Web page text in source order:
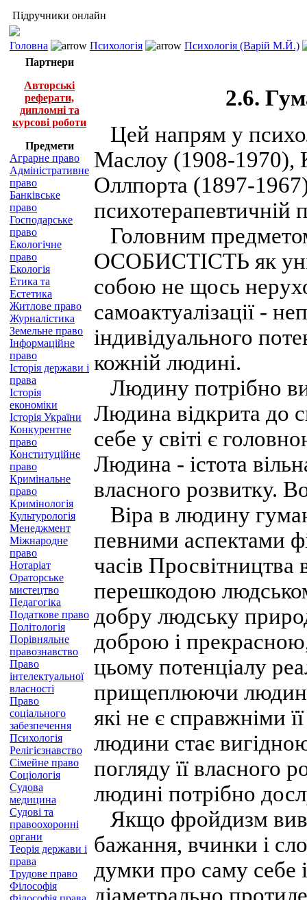
Підручники онлайн
Головна Психологія
Психологія (Варій М.Й.)
Партнери
Авторські
реферати,
дипломні та
курсові роботи
Предмети
Аграрне право
Адміністративне
право
Банківське
право
Господарське
право
Екологічне
право
Екологія
Етика та
Естетика
Житлове право
Журналістика
Земельне право
Інформаційне
право
Історія держави і
права
Історія
економіки
Історія України
Конкурентне
право
Конституційне
право
Кримінальне
право
Кримінологія
Культурологія
Менеджмент
Міжнародне
право
Нотаріат
Ораторське
мистецтво
Педагогіка
Податкове право
Політологія
Порівняльне
правознавство
Право
інтелектуальної
власності
Право
соціального
забезпечення
Психологія
Релігієзнавство
Сімейне право
Соціологія
Судова
медицина
Судові та
правоохоронні
органи
Теорія держави і
права
Трудове право
Філософія
2.6.
Цей напрям у
Маслоу (1908-1970),
Оллпорта (1897-
психотерапевтичній
Головним
ОСОБИСТІСТЬ як
собою не щось
самоактуалізації -
індивідуального
кожній людині.
Людину потрібно
Людина відкрита до
себе у світі є
Людина - істота
власного розвитку.
Віра в людину
певними аспектами
часів Просвітництва
перешкодою
добру людську
доброю і
цьому потенціалу
прищеплюючи людині
які не є справжніми
людини стає
погляду її власного
людині потрібно
Якщо фройдизм
бажання, вчинки і
думки про саму себе